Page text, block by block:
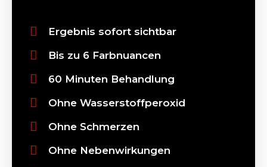
Ergebnis sofort sichtbar
Bis zu 6 Farbnuancen
60 Minuten Behandlung
Ohne Wasserstoffperoxid
Ohne Schmerzen
Ohne Nebenwirkungen